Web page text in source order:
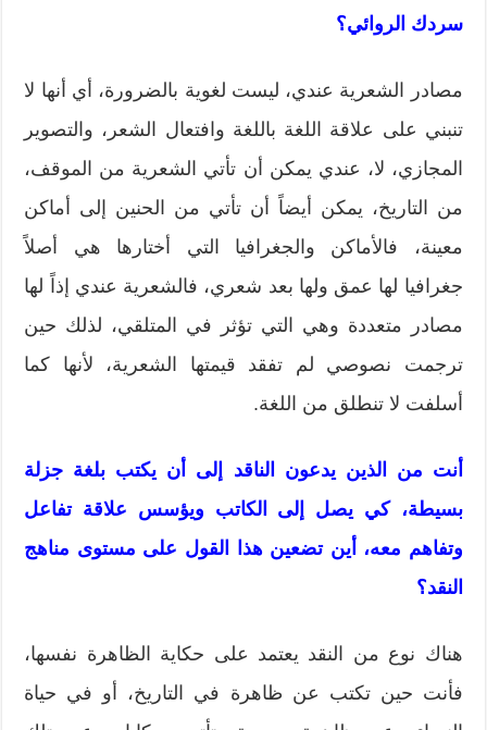
سردك الروائي؟
مصادر الشعرية عندي، ليست لغوية بالضرورة، أي أنها لا
تنبني على علاقة اللغة باللغة وافتعال الشعر، والتصوير
المجازي، لا، عندي يمكن أن تأتي الشعرية من الموقف،
من التاريخ، يمكن أيضاً أن تأتي من الحنين إلى أماكن
معينة، فالأماكن والجغرافيا التي أختارها هي أصلاً
جغرافيا لها عمق ولها بعد شعري، فالشعرية عندي إذاً لها
مصادر متعددة وهي التي تؤثر في المتلقي، لذلك حين
ترجمت نصوصي لم تفقد قيمتها الشعرية، لأنها كما
أسلفت لا تنطلق من اللغة.
أنت من الذين يدعون الناقد إلى أن يكتب بلغة جزلة
بسيطة، كي يصل إلى الكاتب ويؤسس علاقة تفاعل
وتفاهم معه، أين تضعين هذا القول على مستوى مناهج
النقد؟
هناك نوع من النقد يعتمد على حكاية الظاهرة نفسها،
فأنت حين تكتب عن ظاهرة في التاريخ، أو في حياة